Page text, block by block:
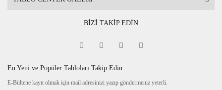
BİZİ TAKİP EDİN
En Yeni ve Popüler Tabloları Takip Edin
E-Bültene kayıt olmak için mail adresinizi yazıp göndermeniz yeterli.